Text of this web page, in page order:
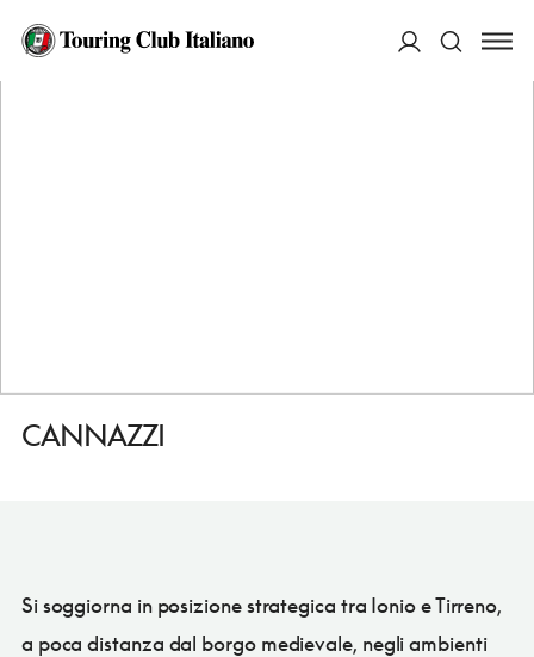
HOME
CANNAZZI
Si soggiorna in posizione strategica tra Ionio e Tirreno,
a poca distanza dal borgo medievale, negli ambienti